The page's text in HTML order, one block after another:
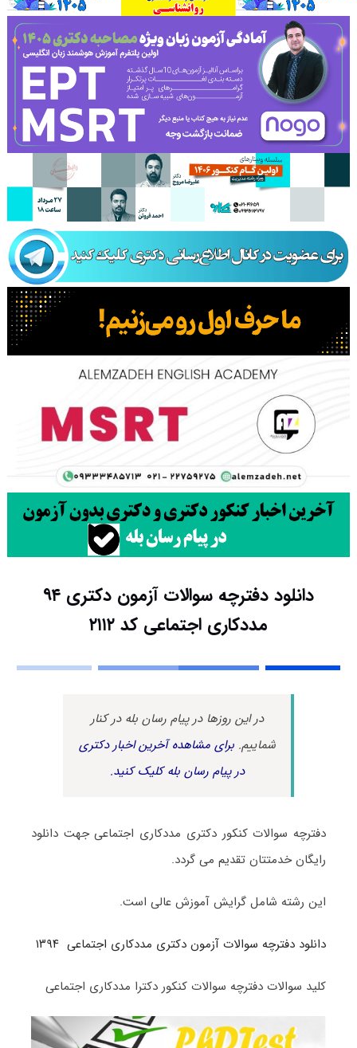
دانلود دفترچه سوالات آزمون دکتری ۹۴
مددکاری اجتماعی کد ۲۱۱۲
در این روزها در پیام رسان بله در کنار
شماییم.برای مشاهده آخرین اخبار دکتری
در پیام رسان بله کلیک کنید.
دفترچه سوالات کنکور دکتری مددکاری اجتماعی جهت دانلود
رایگان خدمتتان تقدیم می گردد.
این رشته شامل گرایش آموزش عالی است.
دانلود دفترچه سوالات آزمون دکتری مددکاری اجتماعی ۱۳۹۴
کلید سوالات دفترچه سوالات کنکور دکترا مددکاری اجتماعی